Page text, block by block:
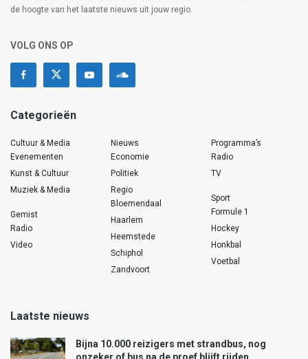
de hoogte van het laatste nieuws uit jouw regio.
VOLG ONS OP
Categorieën
Cultuur & Media
Evenementen
Kunst & Cultuur
Muziek & Media
Gemist
Radio
Video
Nieuws
Economie
Politiek
Regio
Bloemendaal
Haarlem
Heemstede
Schiphol
Zandvoort
Programma’s
Radio
TV
Sport
Formule 1
Hockey
Honkbal
Voetbal
Laatste nieuws
Bijna 10.000 reizigers met strandbus, nog
onzeker of bus na de proef blijft rijden